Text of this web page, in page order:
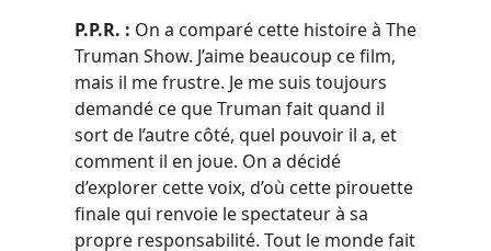
P.P.R. : On a comparé cette histoire à The
Truman Show. J’aime beaucoup ce film,
mais il me frustre. Je me suis toujours
demandé ce que Truman fait quand il
sort de l’autre côté, quel pouvoir il a, et
comment il en joue. On a décidé
d’explorer cette voix, d’où cette pirouette
finale qui renvoie le spectateur à sa
propre responsabilité. Tout le monde fait